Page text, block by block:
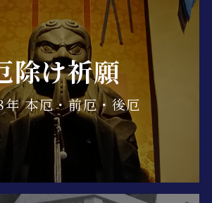
除け祈願
年 本厄・前厄・後厄